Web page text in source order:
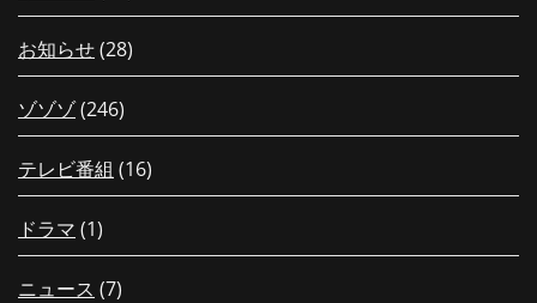
お知らせ(28)
ゾゾゾ(246)
テレビ番組 (16)
ドラマ (1)
ニュース (7)